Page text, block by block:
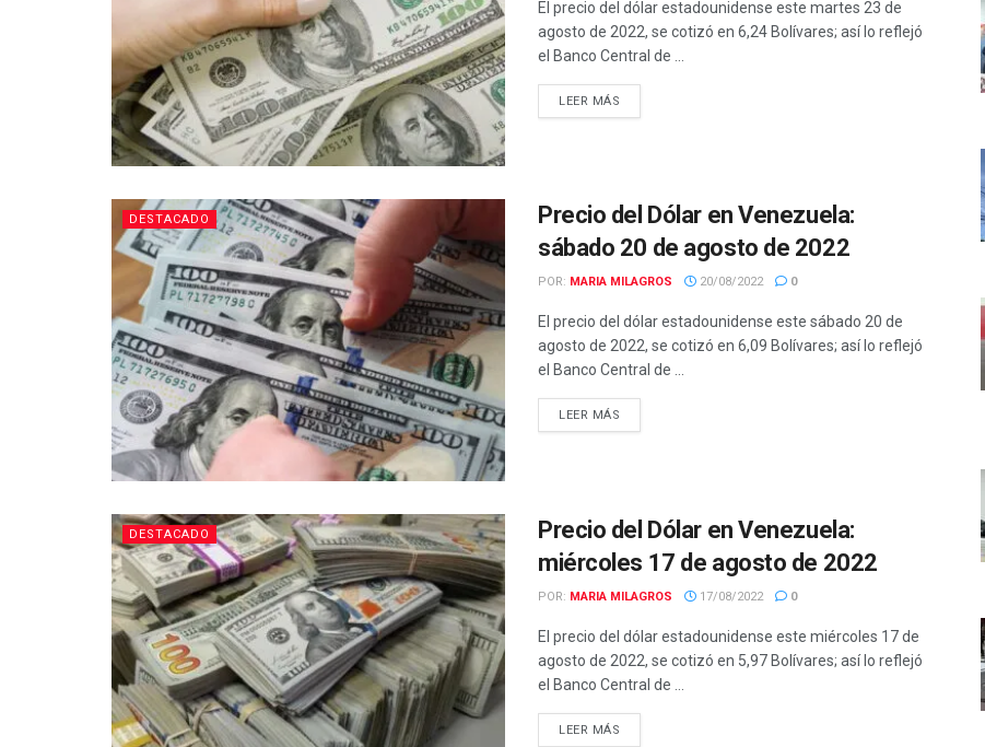
El precio del dólar estadounidense este martes 23 de
agosto de 2022, se cotizó en 6,24 Bolívares; así lo reflejó
el Banco Central de ...
LEER MÁS
DESTACADO
Precio del Dólar en Venezuela:
sábado 20 de agosto de 2022
POR: MARIA MILAGROS 20/08/2022 0
El precio del dólar estadounidense este sábado 20 de
agosto de 2022, se cotizó en 6,09 Bolívares; así lo reflejó
el Banco Central de ...
LEER MÁS
DESTACADO
Precio del Dólar en Venezuela:
miércoles 17 de agosto de 2022
POR: MARIA MILAGROS 17/08/2022 0
El precio del dólar estadounidense este miércoles 17 de
agosto de 2022, se cotizó en 5,97 Bolívares; así lo reflejó
el Banco Central de ...
LEER MÁS